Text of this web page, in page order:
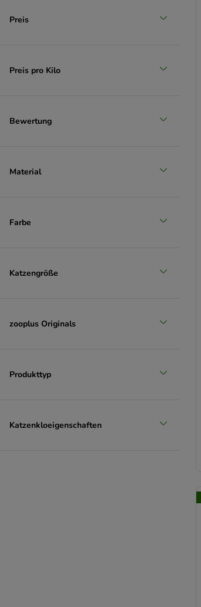
(3)
Preis
Preis pro Kilo
Bewertung
Material
Farbe
Katzengröße
zooplus Originals
Produkttyp
Katzenkloeigenschaften